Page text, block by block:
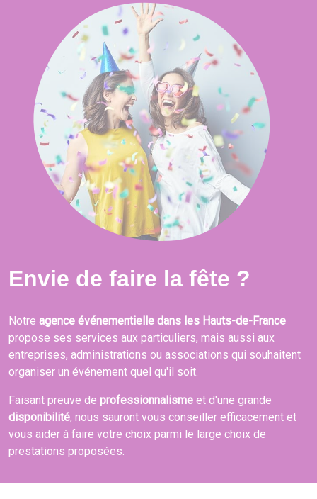
Envie de faire la fête ?
Notre agence événementielle dans les Hauts-de-France
propose ses services aux particuliers, mais aussi aux
entreprises, administrations ou associations qui souhaitent
organiser un événement quel qu'il soit.
Faisant preuve de professionnalisme et d'une grande
disponibilité, nous sauront vous conseiller efficacement et
vous aider à faire votre choix parmi le large choix de
prestations proposées.